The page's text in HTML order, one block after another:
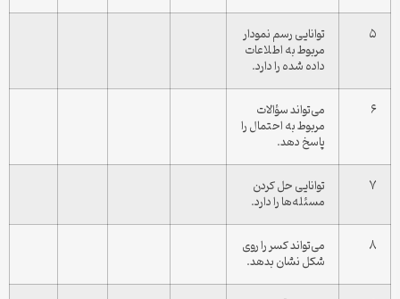
۵
توانایی رسم نمودار
مربوط به اطلاعات
داده شده را دارد.
۶
می‌تواند سؤالات
مربوط به احتمال را
پاسخ دهد.
۷
توانایی حل کردن
مسئله‌ها را دارد.
۸
می‌تواند کسر را روی
شکل نشان بدهد.